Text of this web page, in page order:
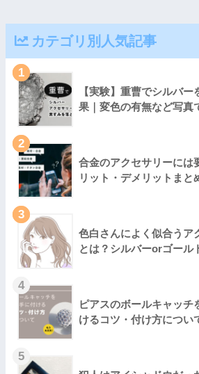
カテゴリ別人気記事
1
【実験】重曹でシルバー
果｜変色の有無など写真
2
合金のアクセサリーには
リット・デメリットまと
3
色白さんによく似合うア
とは？シルバーorゴール
4
ピアスのボールキャッチ
けるコツ・付け方につい
5